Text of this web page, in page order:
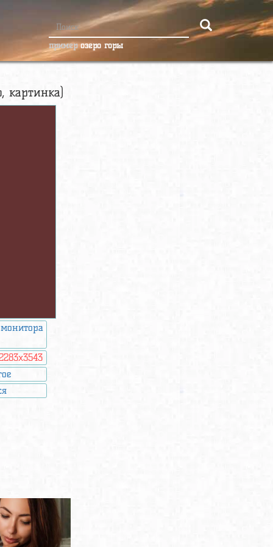
примерозеро горы
картинка)